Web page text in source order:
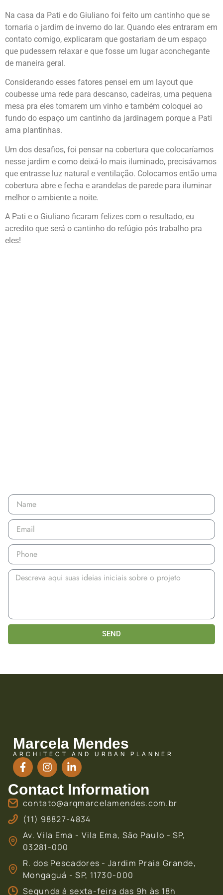
Na casa da Pati e do Giuliano foi feito um cantinho que se
tornaria o jardim de inverno do lar. Quando eles entraram em
contato comigo, explicaram que gostariam de um espaço
que pudessem relaxar e que fosse um lugar aconchegante
de maneira geral.
Considerando esses fatores pensei em um layout que
coubesse uma rede para descanso, cadeiras, uma pequena
mesa pra eles tomarem um vinho e também coloquei ao
fundo do espaço um cantinho da jardinagem porque a Pati
ama plantinhas.
Um dos desafios, foi pensar na cobertura que colocaríamos
nesse jardim e como deixá-lo mais iluminado, precisávamos
que entrasse luz natural e ventilação. Colocamos então uma
cobertura abre e fecha e arandelas de parede para iluminar
melhor o ambiente a noite.
A Pati e o Giuliano ficaram felizes com o resultado, eu
acredito que será o cantinho do refúgio pós trabalho pra
eles!
SEND
Marcela Mendes
ARCHITECT AND URBAN PLANNER
Contact Information
contato@arqmarcelamendes.com.br
(11) 98827-4834
Av. Vila Ema - Vila Ema, São Paulo - SP,
03281-000
R. dos Pescadores - Jardim Praia Grande,
Mongaguá - SP, 11730-000
Segunda à sexta-feira das 9h às 18h